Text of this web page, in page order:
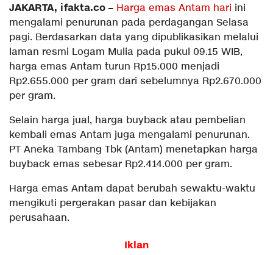
JAKARTA, ifakta.co – Harga emas Antam hari ini
mengalami penurunan pada perdagangan Selasa
pagi. Berdasarkan data yang dipublikasikan melalui
laman resmi Logam Mulia pada pukul 09.15 WIB,
harga emas Antam turun Rp15.000 menjadi
Rp2.655.000 per gram dari sebelumnya Rp2.670.000
per gram.
Selain harga jual, harga buyback atau pembelian
kembali emas Antam juga mengalami penurunan.
PT Aneka Tambang Tbk (Antam) menetapkan harga
buyback emas sebesar Rp2.414.000 per gram.
Harga emas Antam dapat berubah sewaktu-waktu
mengikuti pergerakan pasar dan kebijakan
perusahaan.
Iklan